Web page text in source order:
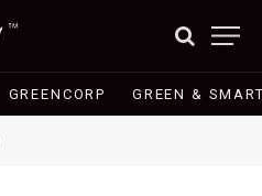
GREENCORP GREEN &